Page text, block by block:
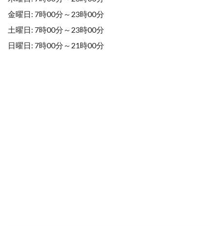
金曜日: 7時00分～23時00分
土曜日: 7時00分～23時00分
日曜日: 7時00分～21時00分